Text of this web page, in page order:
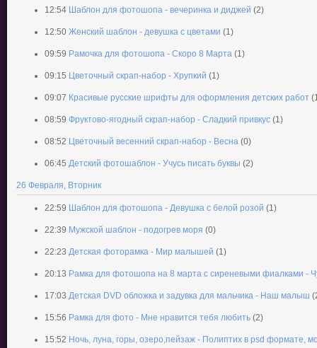
12:54 Шаблон для фотошопа - вечеринка и диджей (2)
12:50 Женский шаблон - девушка с цветами (1)
09:59 Рамочка для фотошопа - Скоро 8 Марта (1)
09:15 Цветочный скрап-набор - Хрупкий (1)
09:07 Красивые русские шрифты для оформления детских работ
08:59 Фруктово-ягодный скрап-набор - Сладкий привкус (1)
08:52 Цветочный весенний скрап-набор - Весна (0)
06:45 Детский фотошаблон - Учусь писать буквы (2)
26 Февраля, Вторник
22:59 Шаблон для фотошопа - Девушка с белой розой (1)
22:39 Мужской шаблон - подогрев моря (0)
22:23 Детская фоторамка - Мир малышей (1)
20:13 Рамка для фотошопа на 8 марта с сиреневыми фиалками -
17:03 Детская DVD обложка и задувка для мальчика - Наш малыш
15:56 Рамка для фото - Мне нравится тебя любить (2)
15:52 Ночь, луна, горы, озеро,пейзаж - Полиптих в psd формате,